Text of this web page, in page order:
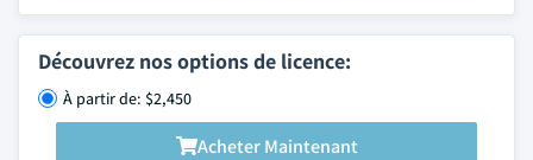
Découvrez nos options de licence:
À partir de: $2,450
Acheter Maintenant